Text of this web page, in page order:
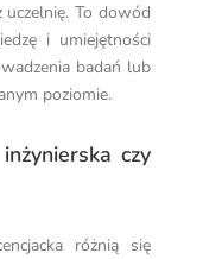
To dowód
i umiejętności
badań lub
poziomie.
czy
różnią się